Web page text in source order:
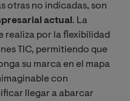
otras no indicadas, son
actual. La
realiza por la flexibilidad
TIC, permitiendo que
su marca en el mapa
con
llegar a abarcar